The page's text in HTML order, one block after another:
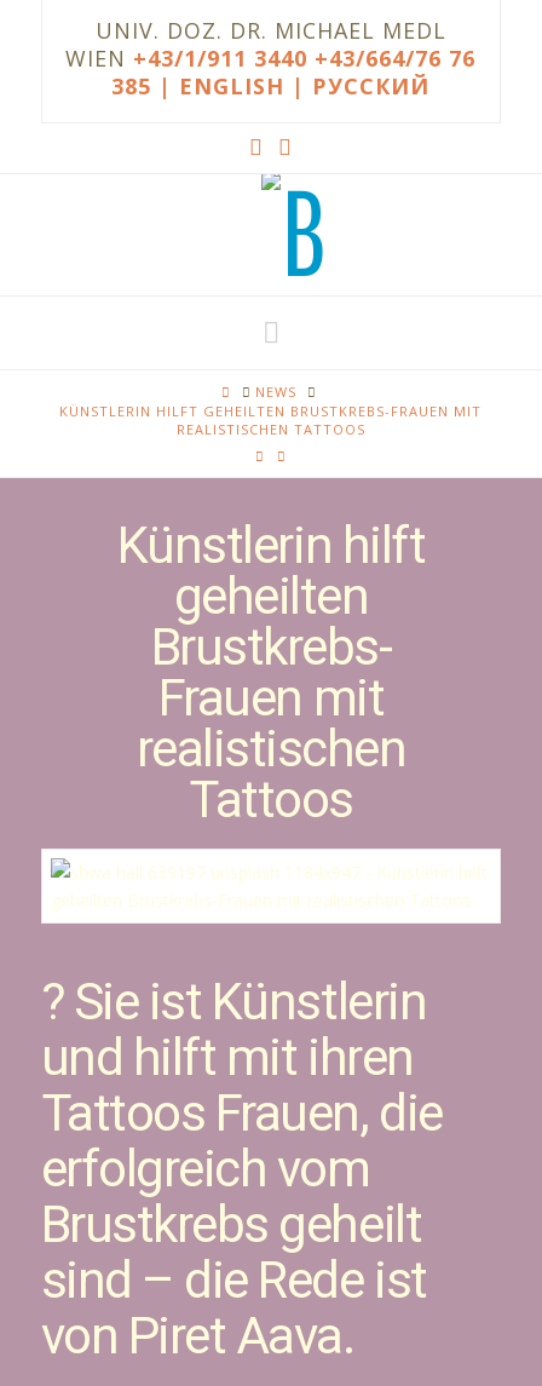
UNIV. DOZ. DR. MICHAEL MEDL
WIEN +43/1/911 3440 +43/664/76 76
385 | ENGLISH | РУССКИЙ
HOMENEWS
KÜNSTLERIN HILFT GEHEILTEN BRUSTKREBS-FRAUEN MIT
REALISTISCHEN TATTOOS
Künstlerin hilft
geheilten
Brustkrebs-
Frauen mit
realistischen
Tattoos
? Sie ist Künstlerin
und hilft mit ihren
Tattoos Frauen, die
erfolgreich vom
Brustkrebs geheilt
sind – die Rede ist
von Piret Aava.